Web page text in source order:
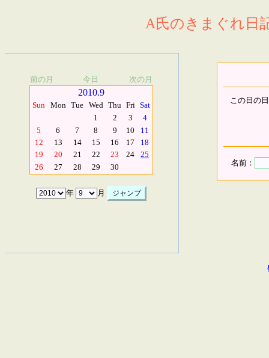
A氏のきまぐれ日
前の月 今日 次の月
2010.9
Sun Mon Tue Wed Thu Fri Sat
1
2 3
4
5
6 7 8 9 10
11
12
13 14 15 16 17
18
19
20 21 22 23 24
25
26
27 28 29 30
年 月
この日の
名前：